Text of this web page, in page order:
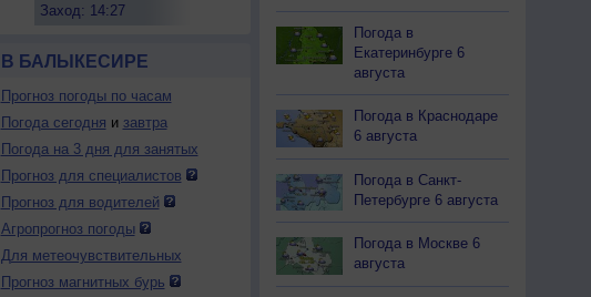
Заход: 14:27
В БАЛЫКЕСИРЕ
Прогноз погоды по часам
Погода сегодня и завтра
Погода на 3 дня для занятых
Прогноз для специалистов
Прогноз для водителей
Агропрогноз погоды
Для метеочувствительных
Прогноз магнитных бурь
Погода в
Екатеринбурге 6
августа
Погода в Краснодаре
6 августа
Погода в Санкт-
Петербурге 6 августа
Погода в Москве 6
августа